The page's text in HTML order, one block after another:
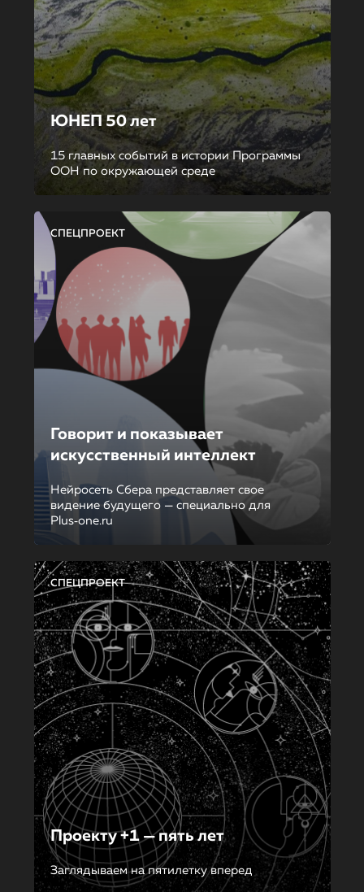
ЮНЕП 50 лет
15 главных событий в истории Программы
ООН по окружающей среде
СПЕЦПРОЕКТ
Говорит и показывает
искусственный интеллект
Нейросеть Сбера представляет свое
видение будущего — специально для
Plus‑one.ru
СПЕЦПРОЕКТ
Проекту +1 — пять лет
Заглядываем на пятилетку вперед